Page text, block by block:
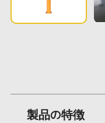
製品の特徴